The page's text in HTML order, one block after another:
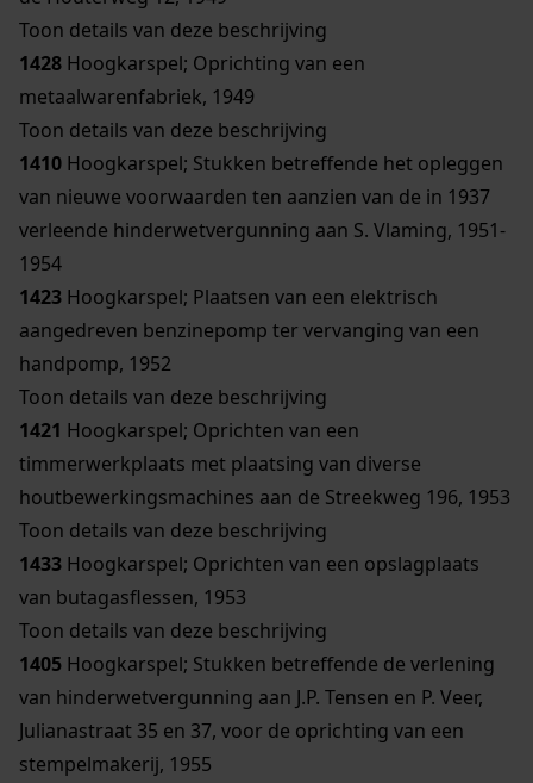
Toon details van deze beschrijving
1428 Hoogkarspel; Oprichting van een
metaalwarenfabriek, 1949
Toon details van deze beschrijving
1410 Hoogkarspel; Stukken betreffende het opleggen
van nieuwe voorwaarden ten aanzien van de in 1937
verleende hinderwetvergunning aan S. Vlaming, 1951-
1954
1423 Hoogkarspel; Plaatsen van een elektrisch
aangedreven benzinepomp ter vervanging van een
handpomp, 1952
Toon details van deze beschrijving
1421 Hoogkarspel; Oprichten van een
timmerwerkplaats met plaatsing van diverse
houtbewerkingsmachines aan de Streekweg 196, 1953
Toon details van deze beschrijving
1433 Hoogkarspel; Oprichten van een opslagplaats
van butagasflessen, 1953
Toon details van deze beschrijving
1405 Hoogkarspel; Stukken betreffende de verlening
van hinderwetvergunning aan J.P. Tensen en P. Veer,
Julianastraat 35 en 37, voor de oprichting van een
stempelmakerij, 1955